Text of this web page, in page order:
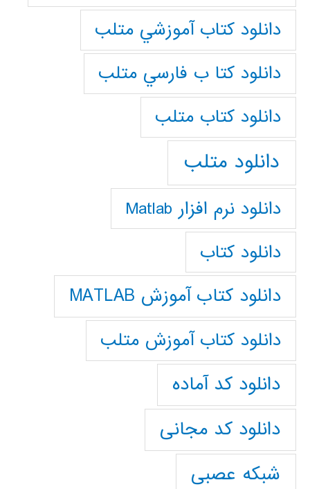
دانلود كتاب آموزشي متلب
دانلود كتا ب فارسي متلب
دانلود كتاب متلب
دانلود متلب
دانلود نرم افزار Matlab
دانلود کتاب
دانلود کتاب آموزش MATLAB
دانلود کتاب آموزش متلب
دانلود کد آماده
دانلود کد مجانی
شبکه عصبی